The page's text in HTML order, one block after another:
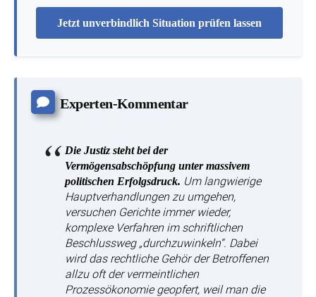
Jetzt unverbindlich Situation prüfen lassen
Experten-Kommentar
Die Justiz steht bei der
Vermögensabschöpfung unter massivem
politischen Erfolgsdruck. Um langwierige
Hauptverhandlungen zu umgehen,
versuchen Gerichte immer wieder,
komplexe Verfahren im schriftlichen
Beschlussweg „durchzuwinkeln“. Dabei
wird das rechtliche Gehör der Betroffenen
allzu oft der vermeintlichen
Prozessökonomie geopfert, weil man die